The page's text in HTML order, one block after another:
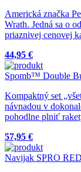
Americká značka
Wrath. Jedná sa o
priaznivej cenovej
44,95 €
Spomb™ Double
Kompaktný set
návnadou v
pohodlne plniť
57,95 €
Navijak SPRO